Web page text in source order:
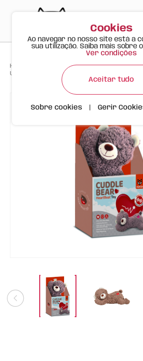
Happy Meow Produtos > >
Urso de Peluche com Batimento Cardíaco –
Cookies
Ao navegar no nosso site está a
sua utilização. Saiba mais sobre
Ver condições
Aceitar tudo
Sobre cookies Gerir